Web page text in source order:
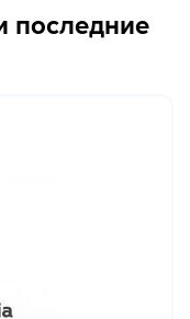
последние